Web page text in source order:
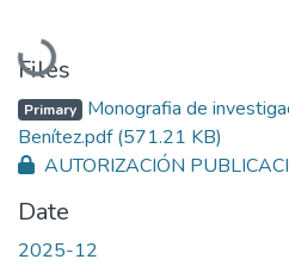
Loading...
Files
Primary Monografia de
Benítez.pdf(571.21 KB)
AUTORIZACIÓN
Date
2025-12